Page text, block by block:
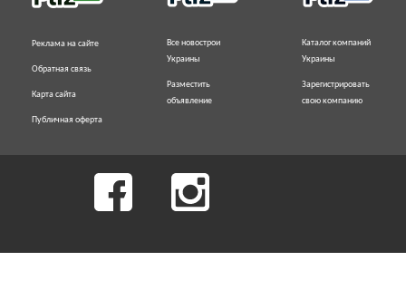
Реклама на сайте
Обратная связь
Карта сайта
Публичная оферта
Все новострои
Украины
Разместить
объявление
Каталог компаний
Украины
Зарегистрировать
свою компанию